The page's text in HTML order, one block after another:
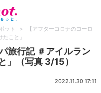
ット >
【アフターコロナのヨーロ
こと」
旅行記 ＃アイルラン
」（写真 3/15）
2022.11.30 17:11